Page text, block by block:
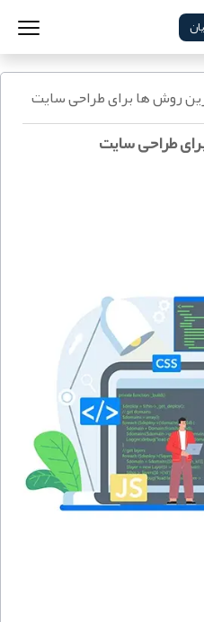
روش ها برای طراحی سایت
طراحی سایت